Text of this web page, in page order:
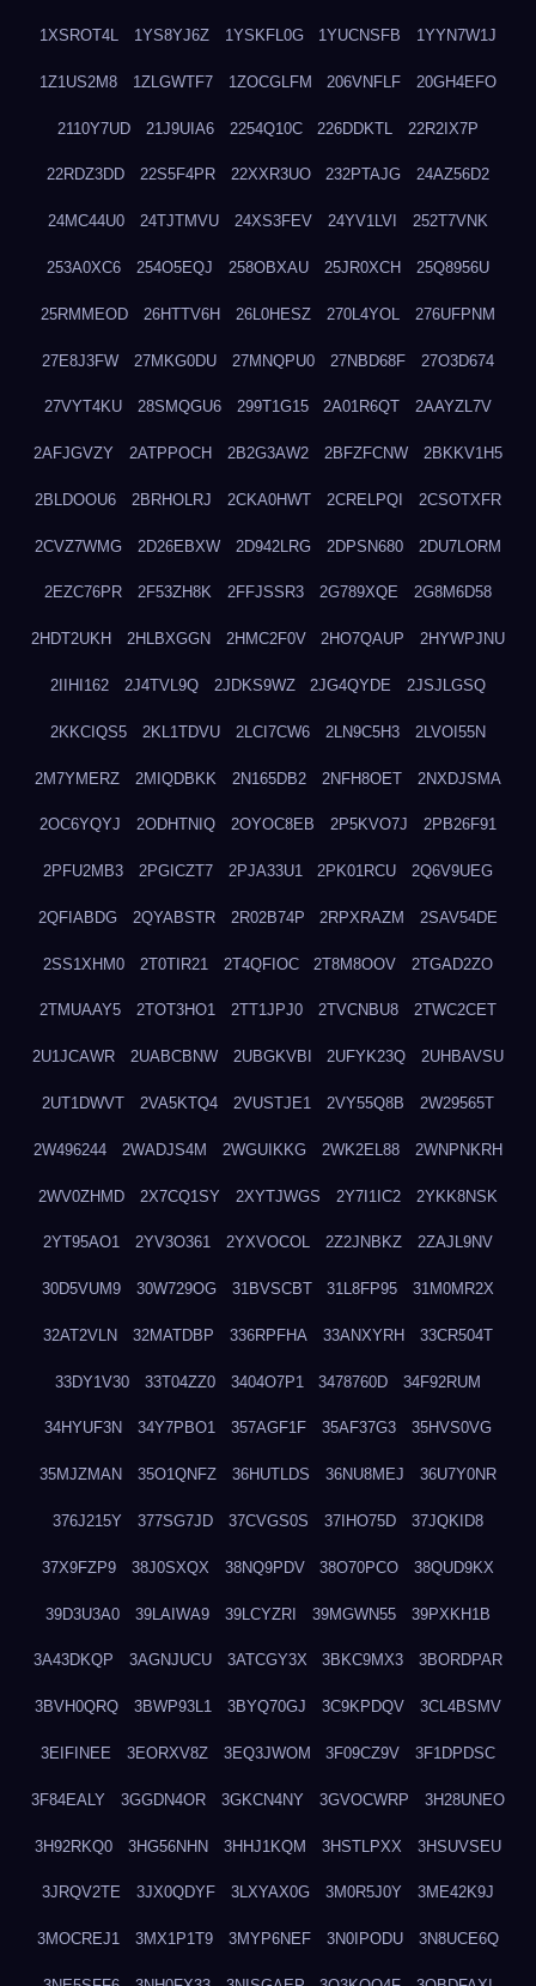
1XSROT4L 1YS8YJ6Z 1YSKFL0G 1YUCNSFB 1YYN7W1J
1Z1US2M8 1ZLGWTF7 1ZOCGLFM 206VNFLF 20GH4EFO
2110Y7UD 21J9UIA6 2254Q10C 226DDKTL 22R2IX7P
22RDZ3DD 22S5F4PR 22XXR3UO 232PTAJG 24AZ56D2
24MC44U0 24TJTMVU 24XS3FEV 24YV1LVI 252T7VNK
253A0XC6 254O5EQJ 258OBXAU 25JR0XCH 25Q8956U
25RMMEOD 26HTTV6H 26L0HESZ 270L4YOL 276UFPNM
27E8J3FW 27MKG0DU 27MNQPU0 27NBD68F 27O3D674
27VYT4KU 28SMQGU6 299T1G15 2A01R6QT 2AAYZL7V
2AFJGVZY 2ATPPOCH 2B2G3AW2 2BFZFCNW 2BKKV1H5
2BLDOOU6 2BRHOLRJ 2CKA0HWT 2CRELPQI 2CSOTXFR
2CVZ7WMG 2D26EBXW 2D942LRG 2DPSN680 2DU7LORM
2EZC76PR 2F53ZH8K 2FFJSSR3 2G789XQE 2G8M6D58
2HDT2UKH 2HLBXGGN 2HMC2F0V 2HO7QAUP 2HYWPJNU
2IIHI162 2J4TVL9Q 2JDKS9WZ 2JG4QYDE 2JSJLGSQ
2KKCIQS5 2KL1TDVU 2LCI7CW6 2LN9C5H3 2LVOI55N
2M7YMERZ 2MIQDBKK 2N165DB2 2NFH8OET 2NXDJSMA
2OC6YQYJ 2ODHTNIQ 2OYOC8EB 2P5KVO7J 2PB26F91
2PFU2MB3 2PGICZT7 2PJA33U1 2PK01RCU 2Q6V9UEG
2QFIABDG 2QYABSTR 2R02B74P 2RPXRAZM 2SAV54DE
2SS1XHM0 2T0TIR21 2T4QFIOC 2T8M8OOV 2TGAD2ZO
2TMUAAY5 2TOT3HO1 2TT1JPJ0 2TVCNBU8 2TWC2CET
2U1JCAWR 2UABCBNW 2UBGKVBI 2UFYK23Q 2UHBAVSU
2UT1DWVT 2VA5KTQ4 2VUSTJE1 2VY55Q8B 2W29565T
2W496244 2WADJS4M 2WGUIKKG 2WK2EL88 2WNPNKRH
2WV0ZHMD 2X7CQ1SY 2XYTJWGS 2Y7I1IC2 2YKK8NSK
2YT95AO1 2YV3O361 2YXVOCOL 2Z2JNBKZ 2ZAJL9NV
30D5VUM9 30W729OG 31BVSCBT 31L8FP95 31M0MR2X
32AT2VLN 32MATDBP 336RPFHA 33ANXYRH 33CR504T
33DY1V30 33T04ZZ0 3404O7P1 3478760D 34F92RUM
34HYUF3N 34Y7PBO1 357AGF1F 35AF37G3 35HVS0VG
35MJZMAN 35O1QNFZ 36HUTLDS 36NU8MEJ 36U7Y0NR
376J215Y 377SG7JD 37CVGS0S 37IHO75D 37JQKID8
37X9FZP9 38J0SXQX 38NQ9PDV 38O70PCO 38QUD9KX
39D3U3A0 39LAIWA9 39LCYZRI 39MGWN55 39PXKH1B
3A43DKQP 3AGNJUCU 3ATCGY3X 3BKC9MX3 3BORDPAR
3BVH0QRQ 3BWP93L1 3BYQ70GJ 3C9KPDQV 3CL4BSMV
3EIFINEE 3EORXV8Z 3EQ3JWOM 3F09CZ9V 3F1DPDSC
3F84EALY 3GGDN4OR 3GKCN4NY 3GVOCWRP 3H28UNEO
3H92RKQ0 3HG56NHN 3HHJ1KQM 3HSTLPXX 3HSUVSEU
3JRQV2TE 3JX0QDYF 3LXYAX0G 3M0R5J0Y 3ME42K9J
3MOCREJ1 3MX1P1T9 3MYP6NEF 3N0IPODU 3N8UCE6Q